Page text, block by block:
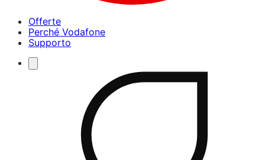
Offerte
Perché Vodafone
Supporto